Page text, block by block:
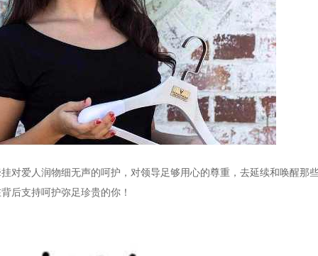
对爱人润物细无声的呵护，对领导足够用心的尊重，去延续和唤醒那
后支持呵护弥足珍贵的你！